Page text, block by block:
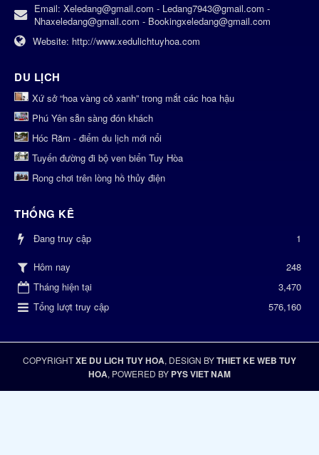
Email: Xeledang@gmail.com - Ledang7943@gmail.com -
Nhaxeledang@gmail.com - Bookingxeledang@gmail.com
Website: http://www.xedulichtuyhoa.com
DU LỊCH
Xứ sở “hoa vàng cỏ xanh” trong mắt các hoa hậu
Phú Yên sẵn sàng đón khách
Hóc Răm - điểm du lịch mới nổi
Tuyến đường đi bộ ven biển Tuy Hòa
Rong chơi trên lòng hồ thủy điện
THỐNG KÊ
Đang truy cập 1
Hôm nay
248
Tháng hiện tại
3,470
Tổng lượt truy cập
576,160
COPYRIGHTXE DU LICH TUY HOA, DESIGN BYTHIET KE WEB TUY
HOA, POWERED BY PYS VIET NAM